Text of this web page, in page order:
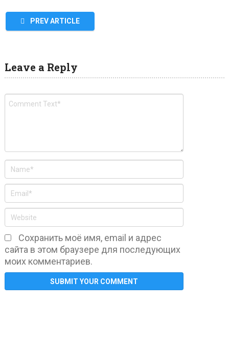
PREV ARTICLE
Leave a Reply
Сохранить моё имя, email и адрес
сайта в этом браузере для последующих
моих комментариев.